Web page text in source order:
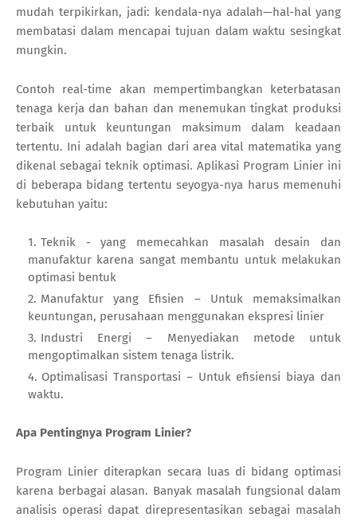
mudah terpikirkan, jadi: kendala-nya adalah—hal-hal yang
membatasi dalam mencapai tujuan dalam waktu sesingkat
mungkin.
Contoh real-time akan mempertimbangkan keterbatasan
tenaga kerja dan bahan dan menemukan tingkat produksi
terbaik untuk keuntungan maksimum dalam keadaan
tertentu. Ini adalah bagian dari area vital matematika yang
dikenal sebagai teknik optimasi. Aplikasi Program Linier ini
di beberapa bidang tertentu seyogya-nya harus memenuhi
kebutuhan yaitu:
Teknik - yang memecahkan masalah desain dan
manufaktur karena sangat membantu untuk melakukan
optimasi bentuk
Manufaktur yang Efisien – Untuk memaksimalkan
keuntungan, perusahaan menggunakan ekspresi linier
Industri Energi – Menyediakan metode untuk
mengoptimalkan sistem tenaga listrik.
Optimalisasi Transportasi – Untuk efisiensi biaya dan
waktu.
Apa Pentingnya Program Linier?
Program Linier diterapkan secara luas di bidang optimasi
karena berbagai alasan. Banyak masalah fungsional dalam
analisis operasi dapat direpresentasikan sebagai masalah